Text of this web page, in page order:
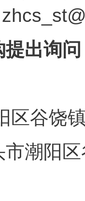
出询
潮阳
潮阳